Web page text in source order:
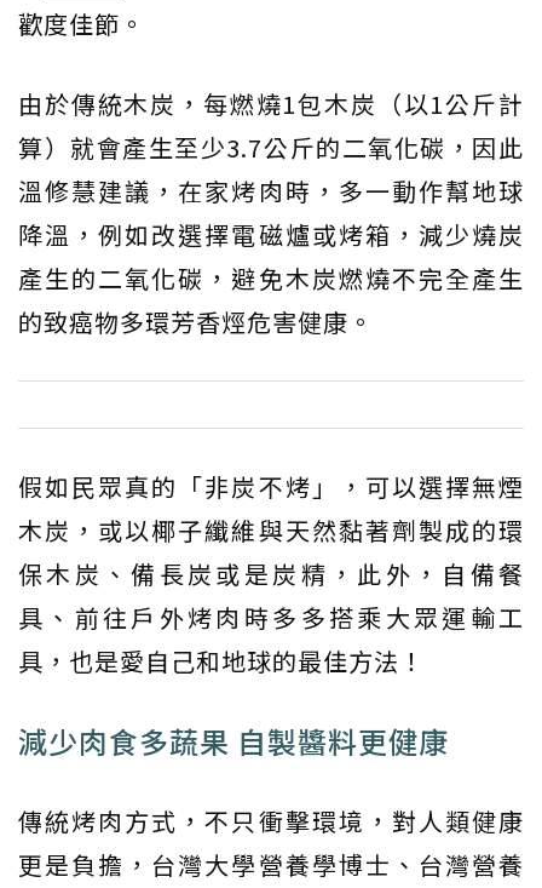
歡度佳節。
由於傳統木炭，每燃燒1包木炭（以1公斤計
算）就會產生至少3.7公斤的二氧化碳，因此
溫修慧建議，在家烤肉時，多一動作幫地球
降溫，例如改選擇電磁爐或烤箱，減少燒炭
產生的二氧化碳，避免木炭燃燒不完全產生
的致癌物多環芳香烴危害健康。
假如民眾真的「非炭不烤」，可以選擇無煙
木炭，或以椰子纖維與天然黏著劑製成的環
保木炭、備長炭或是炭精，此外，自備餐
具、前往戶外烤肉時多多搭乘大眾運輸工
具，也是愛自己和地球的最佳方法！
減少肉食多蔬果 自製醬料更健康
傳統烤肉方式，不只衝擊環境，對人類健康
更是負擔，台灣大學營養學博士、台灣營養